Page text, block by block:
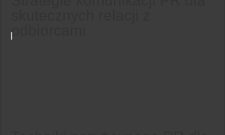
odbiorcami